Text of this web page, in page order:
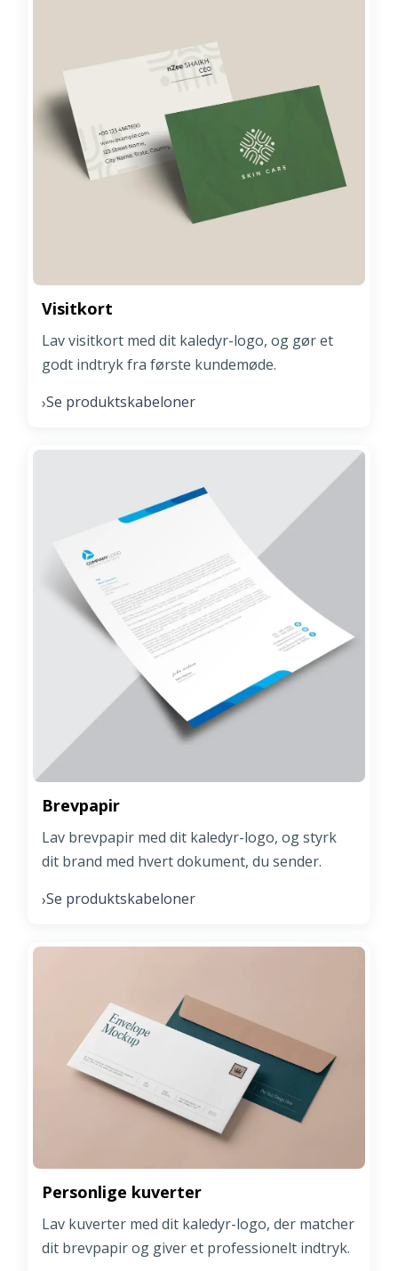
Visitkort
Lav visitkort med dit kaledyr-logo, og gør et
godt indtryk fra første kundemøde.
›Se produktskabeloner
Brevpapir
Lav brevpapir med dit kaledyr-logo, og styrk
dit brand med hvert dokument, du sender.
›Se produktskabeloner
Personlige kuverter
Lav kuverter med dit kaledyr-logo, der matcher
dit brevpapir og giver et professionelt indtryk.